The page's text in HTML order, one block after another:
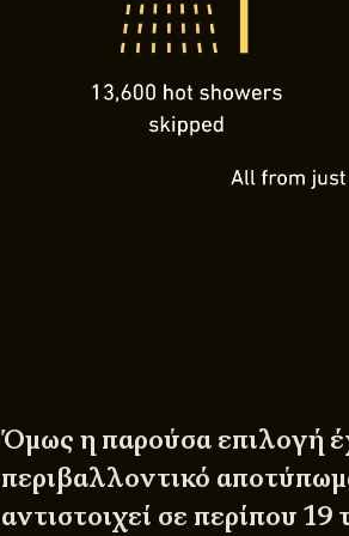
Όμως η παρούσα επιλογή
περιβαλλοντικό
αντιστοιχεί σε περίπου 19